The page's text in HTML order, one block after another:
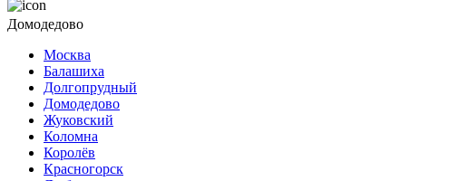
Домодедово
Москва
Балашиха
Долгопрудный
Домодедово
Жуковский
Коломна
Королёв
Красногорск